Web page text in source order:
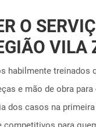
O
VILA
habilmente treinados
e mão de obra para
dos casos na